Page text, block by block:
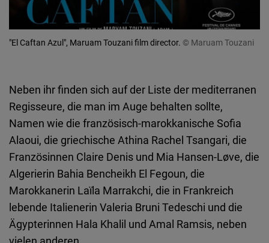
"El Caftan Azul", Maruam Touzani film director. © Maruam Touzani
Neben ihr finden sich auf der Liste der mediterranen
Regisseure, die man im Auge behalten sollte,
Namen wie die französisch-marokkanische Sofia
Alaoui, die griechische Athina Rachel Tsangari, die
Französinnen Claire Denis und Mia Hansen-Løve, die
Algerierin Bahia Bencheikh El Fegoun, die
Marokkanerin Laïla Marrakchi, die in Frankreich
lebende Italienerin Valeria Bruni Tedeschi und die
Ägypterinnen Hala Khalil und Amal Ramsis, neben